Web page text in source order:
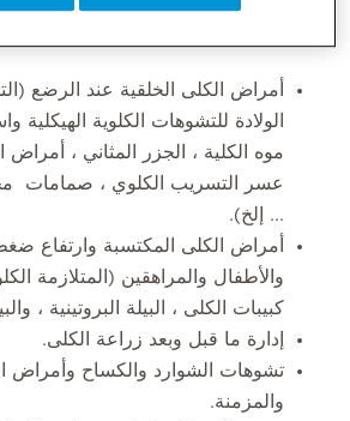
أمراض الكلى الخلقية عند الرضع
الولادة للتشوهات الكلوية الهيكلية
موه الكلية ، الجزر المثاني ، أمراض
عسر التسريب الكلوي ، صمامات
... إلخ).
أمراض الكلى المكتسبة وارتفاع
والأطفال والمراهقين (المتلازمة
كبيبات الكلى ، البيلة البروتينية ،
إدارة ما قبل وبعد زراعة الكلى.
تشوهات الشوارد والكساح وأمراض
والمزمنة.